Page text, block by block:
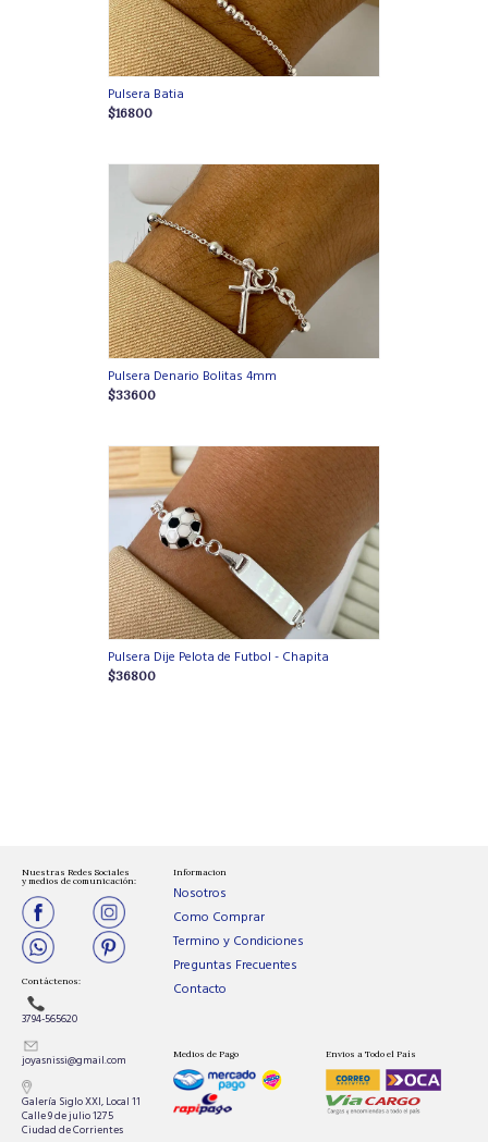
Pulsera Batia
$16800
Pulsera Denario Bolitas 4mm
$33600
Pulsera Dije Pelota de Futbol - Chapita
$36800
Nuestras Redes Sociales
y medios de comunicación:
Contáctenos:
3794-565620
joyasnissi@gmail.com
Galería Siglo XXI, Local 11
Calle 9 de julio 1275
Ciudad de Corrientes
Informacion
Nosotros
Como Comprar
Termino y Condiciones
Preguntas Frecuentes
Contacto
Medios de Pago Envios a Todo el País